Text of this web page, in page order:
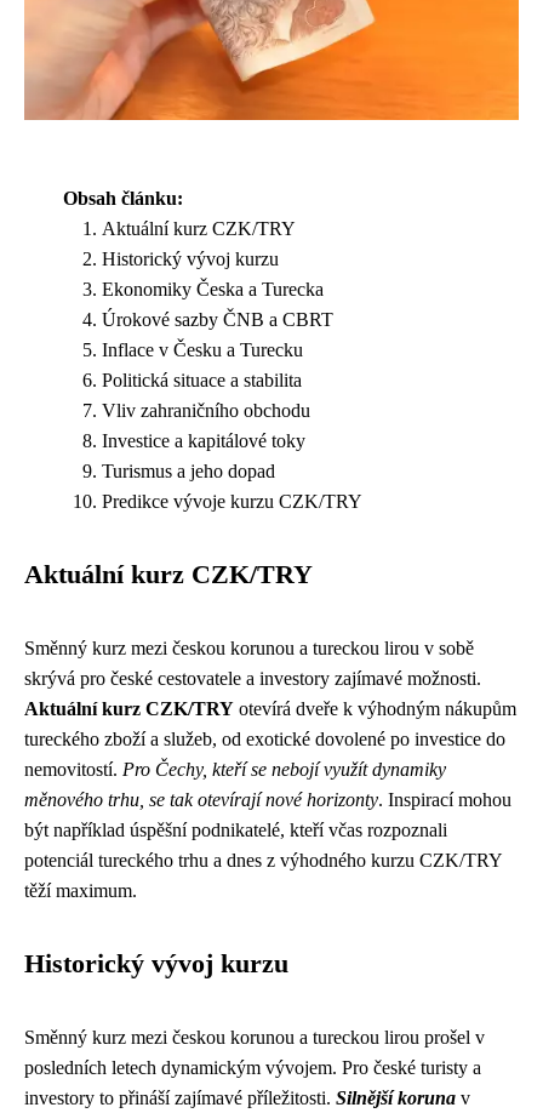
Obsah článku:
Aktuální kurz CZK/TRY
Historický vývoj kurzu
Ekonomiky Česka a Turecka
Úrokové sazby ČNB a CBRT
Inflace v Česku a Turecku
Politická situace a stabilita
Vliv zahraničního obchodu
Investice a kapitálové toky
Turismus a jeho dopad
Predikce vývoje kurzu CZK/TRY
Aktuální kurz CZK/TRY
Směnný kurz mezi českou korunou a tureckou lirou v sobě
skrývá pro české cestovatele a investory zajímavé možnosti.
Aktuální kurz CZK/TRY otevírá dveře k výhodným nákupům
tureckého zboží a služeb, od exotické dovolené po investice do
nemovitostí. Pro Čechy, kteří se nebojí využít dynamiky
měnového trhu, se tak otevírají nové horizonty. Inspirací mohou
být například úspěšní podnikatelé, kteří včas rozpoznali
potenciál tureckého trhu a dnes z výhodného kurzu CZK/TRY
těží maximum.
Historický vývoj kurzu
Směnný kurz mezi českou korunou a tureckou lirou prošel v
posledních letech dynamickým vývojem. Pro české turisty a
investory to přináší zajímavé příležitosti. Silnější koruna v